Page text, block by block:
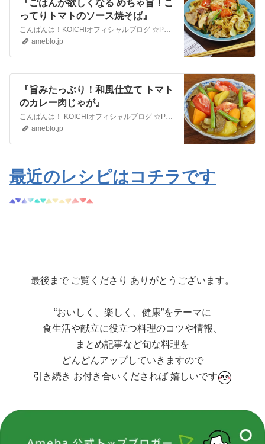
『ごはんが欲しくなる めちゃ旨！こ
ってりトマトのソース焼そば』
こんばんは！KOICHIオフィシャルブログ ☆Pure Life☆にお越しくださり ありがとうございます。本日2回目の投稿は 週末におすすめの焼きそばレシピ。…
ameblo.jp
『旨みたっぷり！和風仕立て トマト
のカレー肉じゃが』
こんばんは！ KOICHIオフィシャルブログ ☆Pure Life☆にお越しくださり ありがとうございます 本日の投稿は夏の肉じゃがレシピ 旨みたっぷり！和…
ameblo.jp
最近のレシピはコチラです
最後まで ご覧くださり ありがとうございます。
“おいしく、楽しく、健康”をテーマに
食生活や献立に役立つ料理のコツや情報、
まとめ記事など旬な料理を
どんどんアップしていきますので
引き続き お付き合いくだされば 嬉しいです